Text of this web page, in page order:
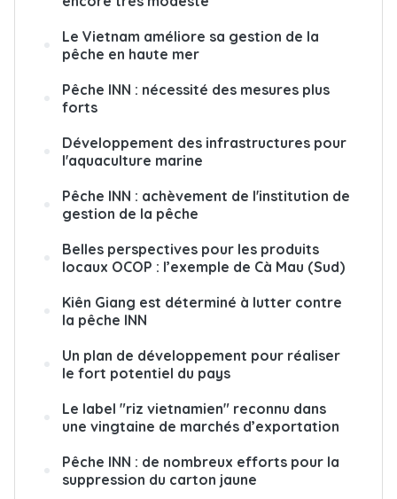
Le Vietnam améliore sa gestion de la
pêche en haute mer
Pêche INN : nécessité des mesures plus
forts
Développement des infrastructures pour
l'aquaculture marine
Pêche INN : achèvement de l'institution de
gestion de la pêche
Belles perspectives pour les produits
locaux OCOP : l’exemple de Cà Mau (Sud)
Kiên Giang est déterminé à lutter contre
la pêche INN
Un plan de développement pour réaliser
le fort potentiel du pays
Le label "riz vietnamien" reconnu dans
une vingtaine de marchés d’exportation
Pêche INN : de nombreux efforts pour la
suppression du carton jaune